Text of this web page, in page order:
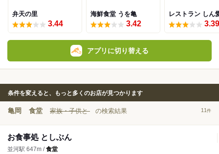
弁天の里
3.44
海鮮食堂 うを亀
3.42
レストラン しん
3.39
アプリに切り替える
条件を変えると、もっと多くのお店が見つかります
亀岡 食堂 家族・子供と の検索結果 11 件
お食事処 としぶん
並河駅 647m /食堂